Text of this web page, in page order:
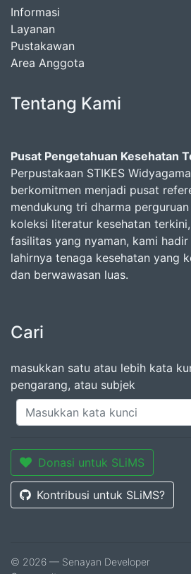
Informasi
Layanan
Pustakawan
Area Anggota
Tentang Kami
Pusat Pengetahuan Kesehatan
Perpustakaan STIKES
berkomitmen menjadi pusat
mendukung tri dharma
koleksi literatur kesehatan
fasilitas yang nyaman, kami
lahirnya tenaga kesehatan yang
dan berwawasan luas.
Cari
masukkan satu atau lebih kata
pengarang, atau subjek
Donasi untuk SLiMS
Kontribusi untuk SLiMS?
© 2026 — Senayan Developer